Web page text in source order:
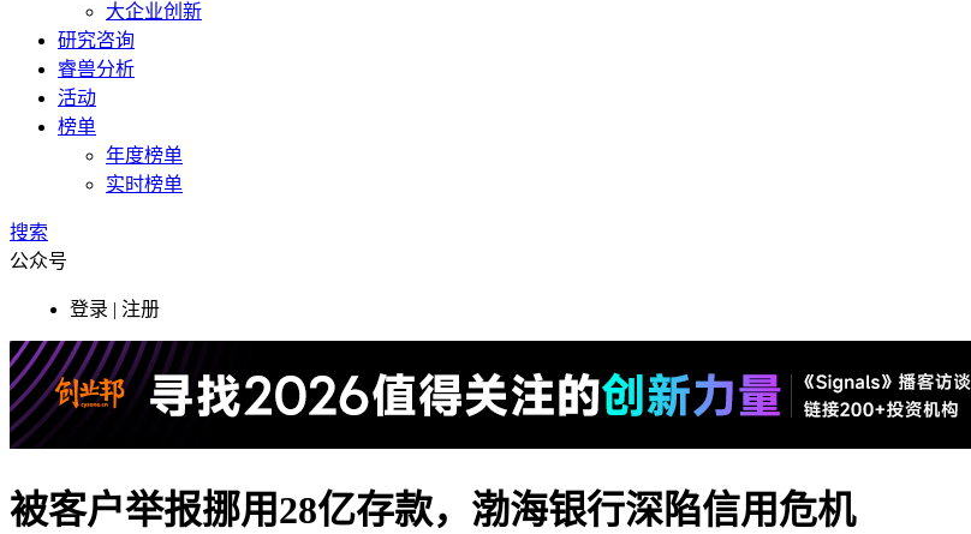
大企业创新
研究咨询
睿兽分析
活动
榜单
年度榜单
实时榜单
搜索
公众号
登录 | 注册
被客户举报挪用28亿存款，渤海银行深陷信用危机